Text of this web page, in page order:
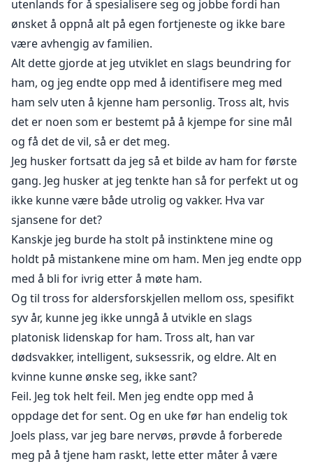
utenlands for å spesialisere seg og jobbe fordi han
ønsket å oppnå alt på egen fortjeneste og ikke bare
være avhengig av familien.
Alt dette gjorde at jeg utviklet en slags beundring for
ham, og jeg endte opp med å identifisere meg med
ham selv uten å kjenne ham personlig. Tross alt, hvis
det er noen som er bestemt på å kjempe for sine mål
og få det de vil, så er det meg.
Jeg husker fortsatt da jeg så et bilde av ham for første
gang. Jeg husker at jeg tenkte han så for perfekt ut og
ikke kunne være både utrolig og vakker. Hva var
sjansene for det?
Kanskje jeg burde ha stolt på instinktene mine og
holdt på mistankene mine om ham. Men jeg endte opp
med å bli for ivrig etter å møte ham.
Og til tross for aldersforskjellen mellom oss, spesifikt
syv år, kunne jeg ikke unngå å utvikle en slags
platonisk lidenskap for ham. Tross alt, han var
dødsvakker, intelligent, suksessrik, og eldre. Alt en
kvinne kunne ønske seg, ikke sant?
Feil. Jeg tok helt feil. Men jeg endte opp med å
oppdage det for sent. Og en uke før han endelig tok
Joels plass, var jeg bare nervøs, prøvde å forberede
meg på å tjene ham raskt, lette etter måter å være